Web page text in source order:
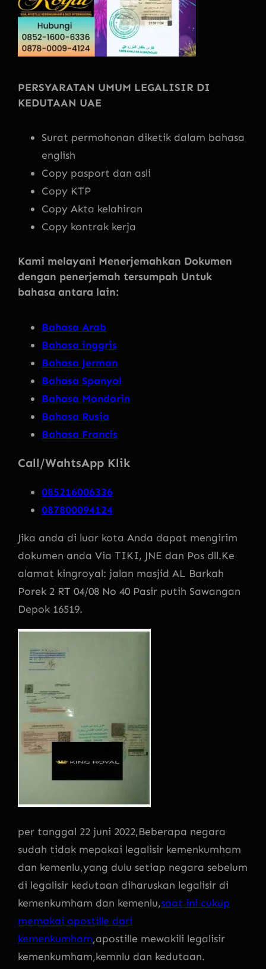
PERSYARATAN UMUM LEGALISIR DI
KEDUTAAN UAE
Surat permohonan diketik dalam bahasa
english
Copy pasport dan asli
Copy KTP
Copy Akta kelahiran
Copy kontrak kerja
Kami melayani Menerjemahkan Dokumen
dengan penerjemah tersumpah Untuk
bahasa antara lain:
Bahasa Arab
Bahasa inggris
Bahasa Jerman
Bahasa Spanyol
Bahasa Mandarin
Bahasa Rusia
Bahasa Francis
Call/WahtsApp Klik
085216006336
087800094124
Jika anda di luar kota Anda dapat mengirim
dokumen anda Via TIKI, JNE dan Pos dll.Ke
alamat kingroyal: jalan masjid AL Barkah
Porek 2 RT 04/08 No 40 Pasir putih Sawangan
Depok 16519.
per tanggal 22 juni 2022,Beberapa negara
sudah tidak mepakai legalisir kemenkumham
dan kemenlu,yang dulu setiap negara sebelum
di legalisir kedutaan diharuskan legalisir di
kemenkumham dan kemenlu,saat ini cukup
memakai apostille dari
kemenkumham,apostille mewakili legalisir
kemenkumham,kemnlu dan kedutaan.